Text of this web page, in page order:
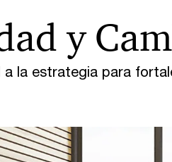
la estrategia para
y